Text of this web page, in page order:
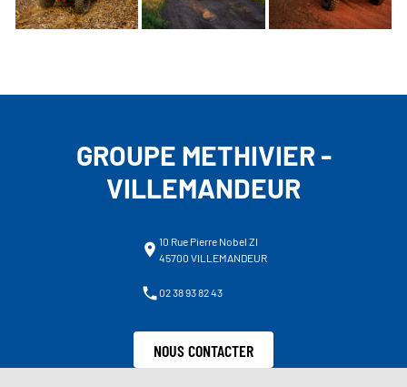
GROUPE METHIVIER -
VILLEMANDEUR
10 Rue Pierre Nobel ZI
45700 VILLEMANDEUR
02 38 93 82 43
NOUS CONTACTER